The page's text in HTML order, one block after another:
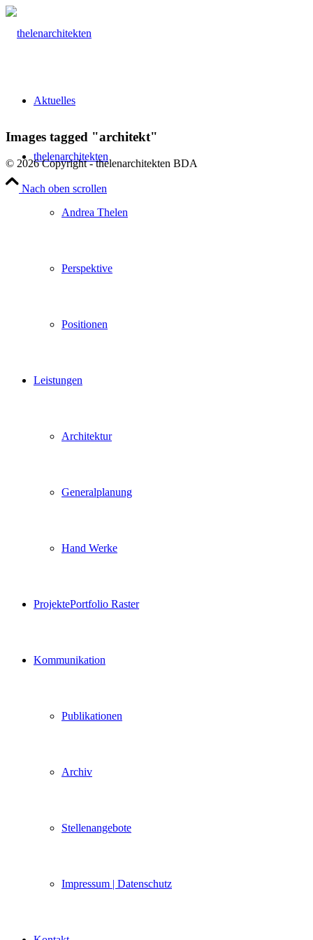
Aktuelles
thelenarchitekten
Andrea Thelen
Perspektive
Positionen
Leistungen
Architektur
Generalplanung
Hand Werke
ProjektePortfolio Raster
Kommunikation
Publikationen
Archiv
Stellenangebote
Impressum | Datenschutz
Images tagged "architekt"
© 2026 Copyright - thelenarchitekten BDA
Nach oben scrollen